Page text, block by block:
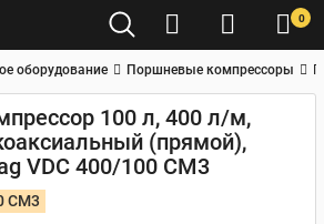
0
оборудование Поршневые компрессоры
100 л, 400 л/м,
(прямой),
VDC 400/100 CM3
CM3